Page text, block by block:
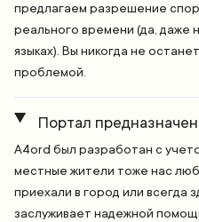
предлагаем разрешение
реального времени (да, даже
языках). Вы никогда не
проблемой.
Портал
A4ord был разработан с
местные жители тоже нас
приехали в город или всегда
заслуживает надежной